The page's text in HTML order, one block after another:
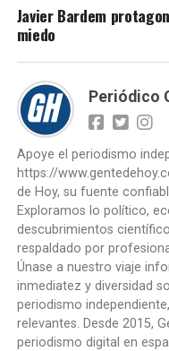
Javier Bardem
miedo
Periódico
Apoye el periodismo
https://
de Hoy, su fuente
Exploramos lo político,
descubrimientos
respaldado por
Únase a nuestro viaje
inmediatez y diversidad
periodismo
relevantes. Desde 2015,
periodismo digital en